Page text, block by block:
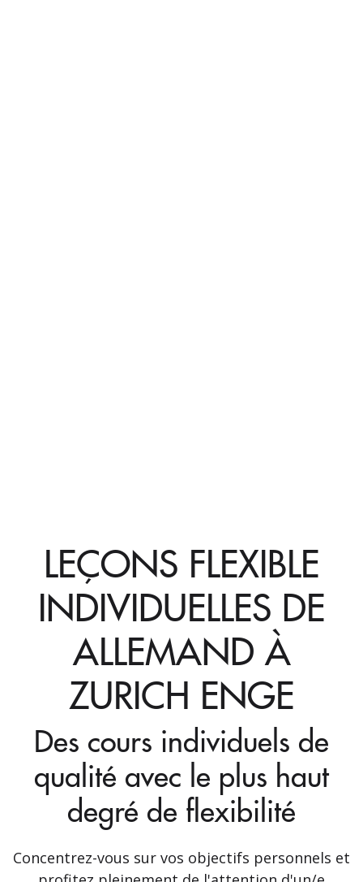
LEÇONS FLEXIBLE
INDIVIDUELLES DE
ALLEMAND À
ZURICH ENGE
Des cours individuels de
qualité avec le plus haut
degré de flexibilité
Concentrez-vous sur vos objectifs personnels et